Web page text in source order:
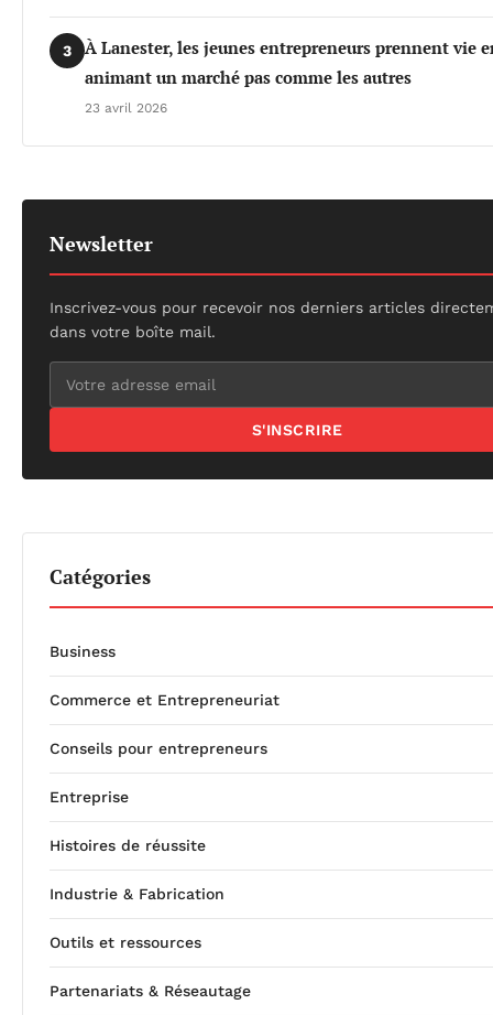
3
À Lanester, les jeunes entrepreneurs prennent vie
animant un marché pas comme les autres
23 avril 2026
Newsletter
Inscrivez-vous pour recevoir nos derniers articles
dans votre boîte mail.
S'INSCRIRE
Catégories
Business
Commerce et Entrepreneuriat
Conseils pour entrepreneurs
Entreprise
Histoires de réussite
Industrie & Fabrication
Outils et ressources
Partenariats & Réseautage